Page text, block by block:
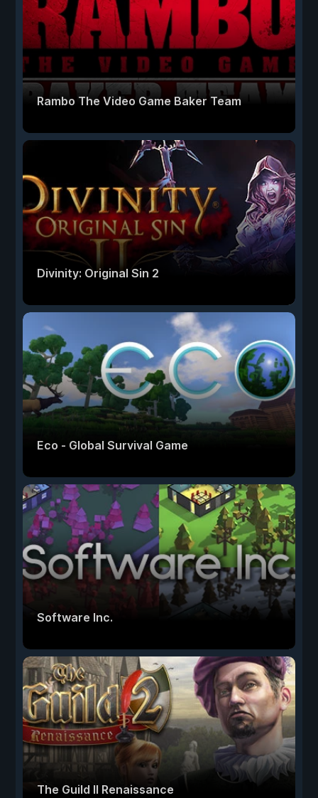
Rambo The Video Game Baker Team
Divinity: Original Sin 2
Eco - Global Survival Game
Software Inc.
The Guild II Renaissance